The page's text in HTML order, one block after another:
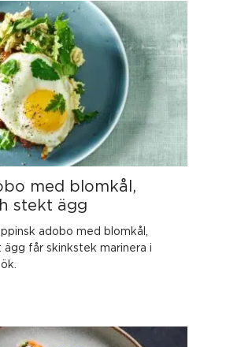
med blomkål,
stekt ägg
adobo med blomkål,
får skinkstek marinera i